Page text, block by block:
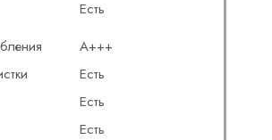
Есть
A+++
Есть
Есть
Есть